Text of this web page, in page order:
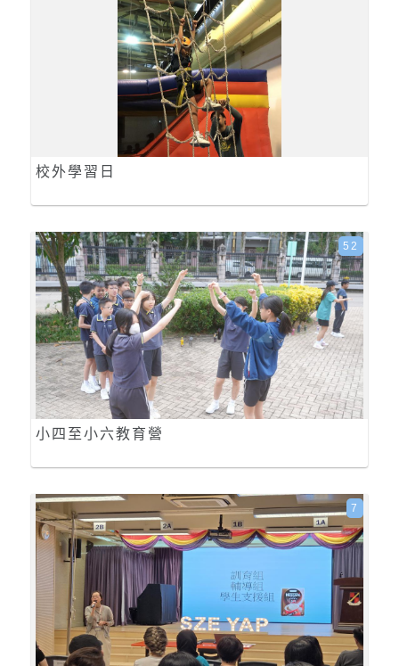
校外學習日
小四至小六教育營
52
7